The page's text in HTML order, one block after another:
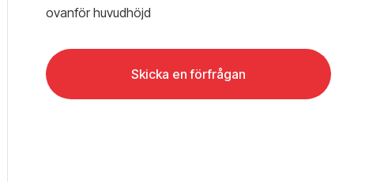
ovanför huvudhöjd
Skicka en förfrågan